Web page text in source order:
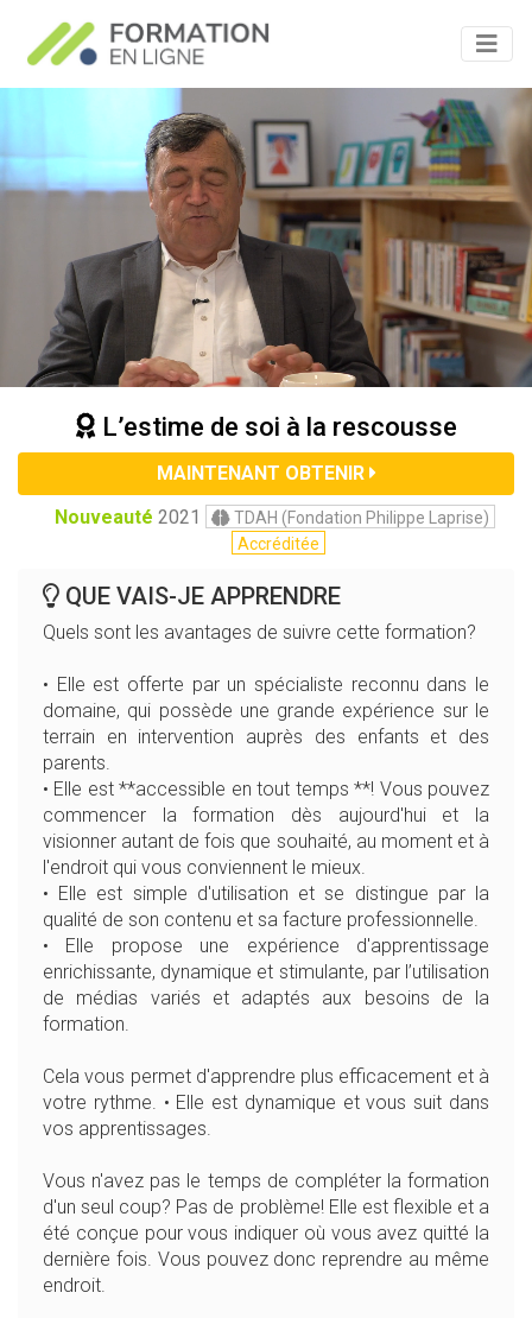
L’estime de soi à la rescousse
MAINTENANT OBTENIR
Nouveauté 2021
TDAH (Fondation Philippe Laprise)
Accréditée
QUE VAIS-JE APPRENDRE
Quels sont les avantages de suivre cette formation?
• Elle est offerte par un spécialiste reconnu dans le
domaine, qui possède une grande expérience sur le
terrain en intervention auprès des enfants et des
parents.
• Elle est **accessible en tout temps **! Vous pouvez
commencer la formation dès aujourd'hui et la
visionner autant de fois que souhaité, au moment et à
l'endroit qui vous conviennent le mieux.
• Elle est simple d'utilisation et se distingue par la
qualité de son contenu et sa facture professionnelle.
• Elle propose une expérience d'apprentissage
enrichissante, dynamique et stimulante, par l’utilisation
de médias variés et adaptés aux besoins de la
formation.
Cela vous permet d'apprendre plus efficacement et à
votre rythme. • Elle est dynamique et vous suit dans
vos apprentissages.
Vous n'avez pas le temps de compléter la formation
d'un seul coup? Pas de problème! Elle est flexible et a
été conçue pour vous indiquer où vous avez quitté la
dernière fois. Vous pouvez donc reprendre au même
endroit.